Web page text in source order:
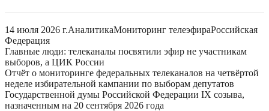
14 июля 2026 г.АналитикаМониторинг телеэфираРоссийская
Федерация
Главные люди: телеканалы посвятили эфир не участникам
выборов, а ЦИК России
Отчёт о мониторинге федеральных телеканалов на четвёртой
неделе избирательной кампании по выборам депутатов
Государственной думы Российской Федерации IX созыва,
назначенным на 20 сентября 2026 года